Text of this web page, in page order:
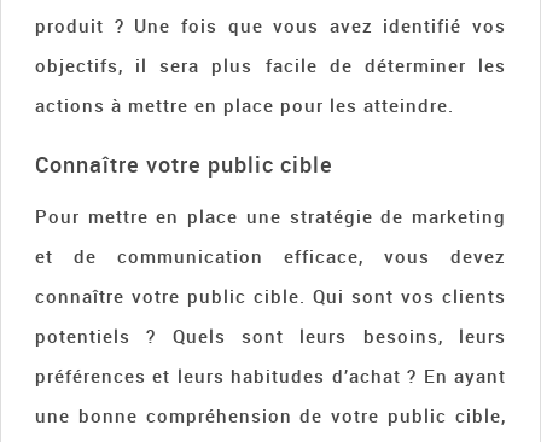
produit ? Une fois que vous avez identifié vos
objectifs, il sera plus facile de déterminer les
actions à mettre en place pour les atteindre.
Connaître votre public cible
Pour mettre en place une stratégie de marketing
et de communication efficace, vous devez
connaître votre public cible. Qui sont vos clients
potentiels ? Quels sont leurs besoins, leurs
préférences et leurs habitudes d’achat ? En ayant
une bonne compréhension de votre public cible,